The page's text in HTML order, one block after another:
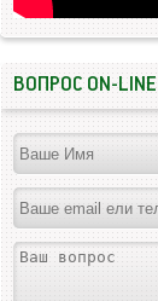
ВОПРОС ON-LINE